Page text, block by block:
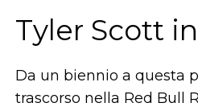
Tyler Scott
Da un biennio a questa
trascorso nella Red Bull